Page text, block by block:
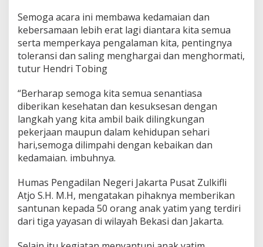
Semoga acara ini membawa kedamaian dan
kebersamaan lebih erat lagi diantara kita semua
serta memperkaya pengalaman kita, pentingnya
toleransi dan saling menghargai dan menghormati,
tutur Hendri Tobing
“Berharap semoga kita semua senantiasa
diberikan kesehatan dan kesuksesan dengan
langkah yang kita ambil baik dilingkungan
pekerjaan maupun dalam kehidupan sehari
hari,semoga dilimpahi dengan kebaikan dan
kedamaian. imbuhnya.
Humas Pengadilan Negeri Jakarta Pusat Zulkifli
Atjo S.H. M.H, mengatakan pihaknya memberikan
santunan kepada 50 orang anak yatim yang terdiri
dari tiga yayasan di wilayah Bekasi dan Jakarta.